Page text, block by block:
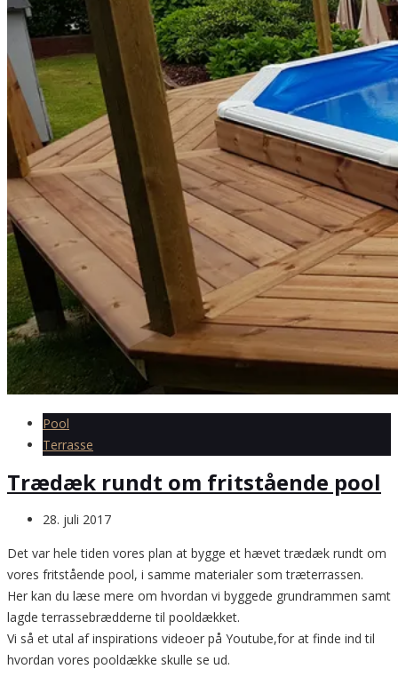
Pool
Terrasse
Trædæk rundt om fritstående pool
28. juli 2017
Det var hele tiden vores plan at bygge et hævet trædæk rundt om
vores fritstående pool, i samme materialer som træterrassen.
Her kan du læse mere om hvordan vi byggede grundrammen samt
lagde terrassebrædderne til pooldækket.
Vi så et utal af inspirations videoer på Youtube,for at finde ind til
hvordan vores pooldække skulle se ud.